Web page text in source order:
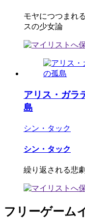
モヤにつつまれ
スの少女論
アリス・ガラ
島
シン・タック
シン・タック
繰り返される悲
フリーゲーム